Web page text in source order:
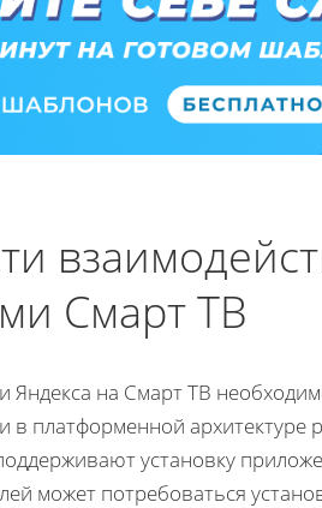
Смарт ТВ
Яндекса на Смарт ТВ
в платформенной
установку
может потребоваться